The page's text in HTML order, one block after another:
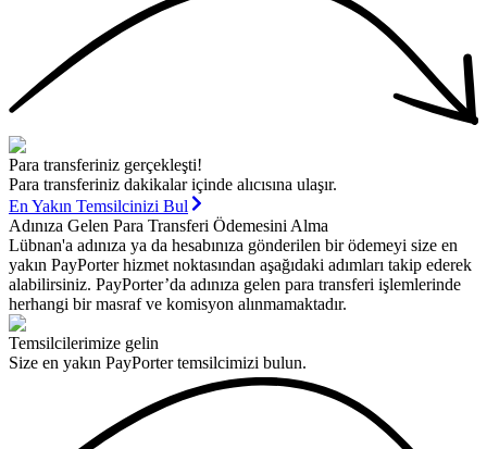
Para transferiniz gerçekleşti!
Para transferiniz dakikalar içinde alıcısına ulaşır.
En Yakın Temsilcinizi Bul
Adınıza Gelen Para Transferi Ödemesini Alma
Lübnan'a adınıza ya da hesabınıza gönderilen bir ödemeyi size en
yakın PayPorter hizmet noktasından aşağıdaki adımları takip ederek
alabilirsiniz. PayPorter’da adınıza gelen para transferi işlemlerinde
herhangi bir masraf ve komisyon alınmamaktadır.
Temsilcilerimize gelin
Size en yakın PayPorter temsilcimizi bulun.